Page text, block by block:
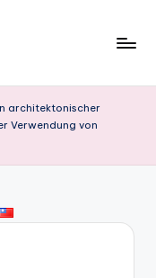
architektonischer
Verwendung von